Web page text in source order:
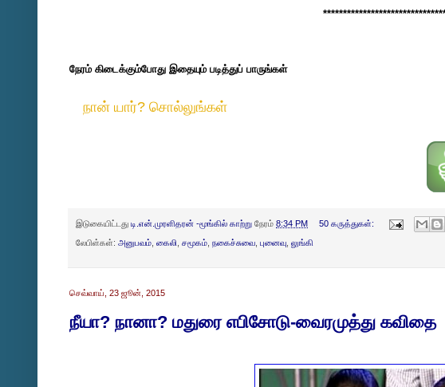
நேரம் கிடைக்கும்போது இதையும் படித்துப் பாருங்கள்
நான் யார்? சொல்லுங்கள்
இடுகையிட்டது டி.என்.முரளிதரன் -மூங்கில் காற்று நேரம் 8:34 PM 50 கருத்துகள்:
லேபிள்கள்: அனுபவம், கைலி, சமூகம், நகைச்சுவை, புனைவு, லுங்கி
செவ்வாய், 23 ஜூன், 2015
நீயா? நானா? மதுரை எபிசோடு-வைரமுத்து கவிதை